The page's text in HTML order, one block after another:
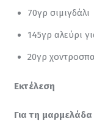
70γρ σιμιγδάλι
145γρ αλεύρι
20γρ
Εκτέλεση
Για τη μαρμελάδα